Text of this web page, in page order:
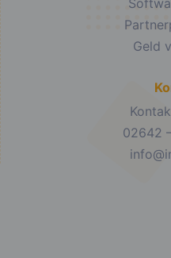
Geld
02642